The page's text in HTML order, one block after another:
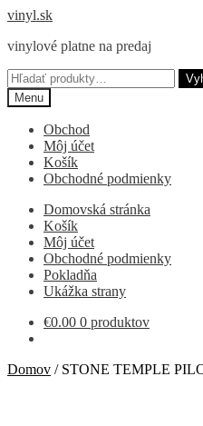
Preskočiť
navigáciu
Preskočiť
obsah
vinyl.sk
vinylové platne na predaj
Hľadať:
Menu
Obchod
Môj účet
Košík
Obchodné podmienky
Domovská stránka
Košík
Môj účet
Obchodné podmienky
Pokladňa
Ukážka strany
€0.00 0 produktov
Domov / STONE TEMPLE